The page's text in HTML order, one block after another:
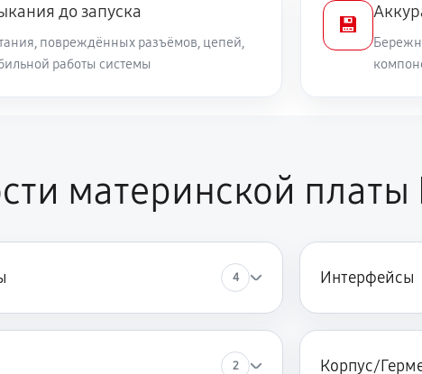
до запуска
повреждённых разъёмов, цепей,
работы системы
💾
материнской платы
4 Интерфейсы
2 Корпус/